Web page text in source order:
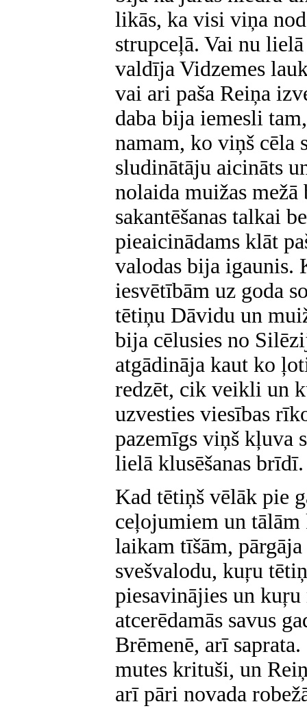
likās, ka visi viņa
strupceļā. Vai nu
valdīja Vidzemes
vai ari paša Reiņa
daba bija iemesli
namam, ko viņš cēla
sludinātāju aicināts
nolaida muižas mežā
sakantēšanas talkai
pieaicinādams klāt
valodas bija igaunis.
iesvētībām uz goda
tētiņu Dāvidu un
bija cēlusies no
atgādināja kaut ko
redzēt, cik veikli un
uzvesties viesības
pazemīgs viņš kļuva
lielā klusēšanas brīdī.
Kad tētiņš vēlāk pie
ceļojumiem un
laikam tīšām,
svešvalodu, kuŗu
piesavinājies un
atcerēdamās savus
Brēmenē, arī
mutes krituši, un
arī pāri novada